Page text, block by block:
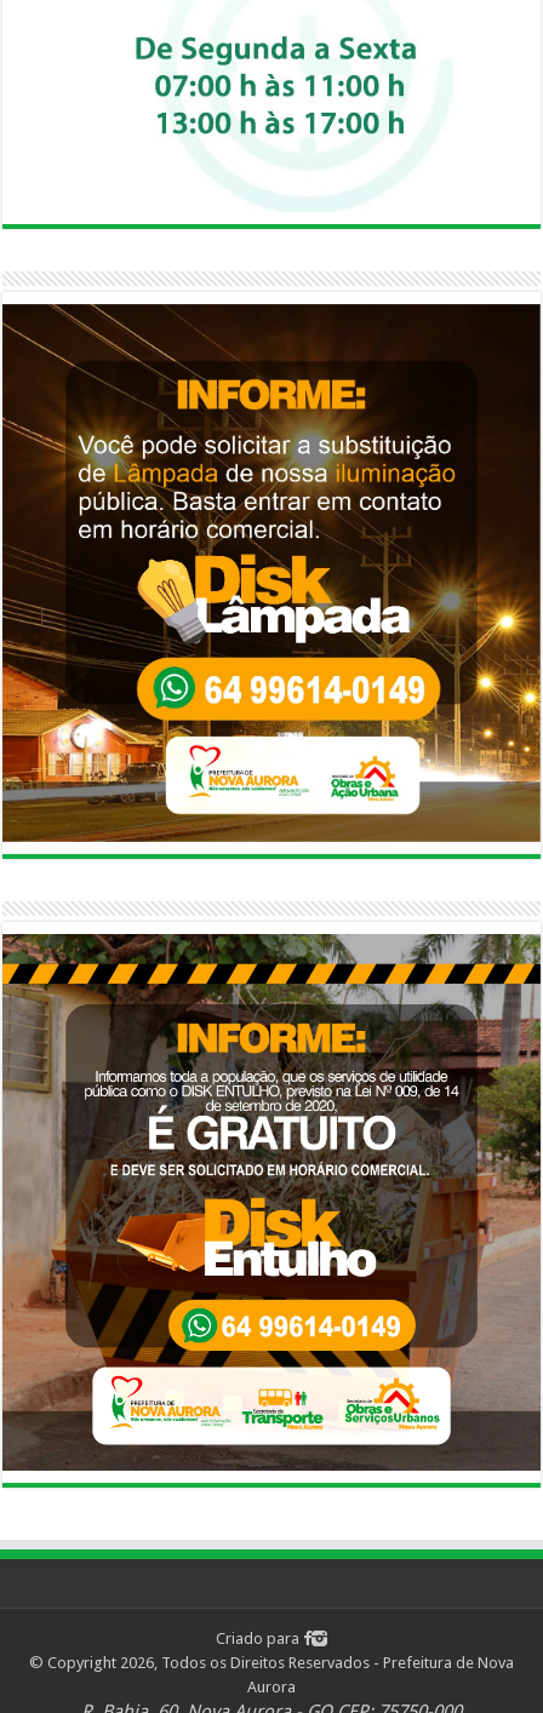
Criado para
© Copyright 2026, Todos os Direitos Reservados - Prefeitura de Nova
Aurora